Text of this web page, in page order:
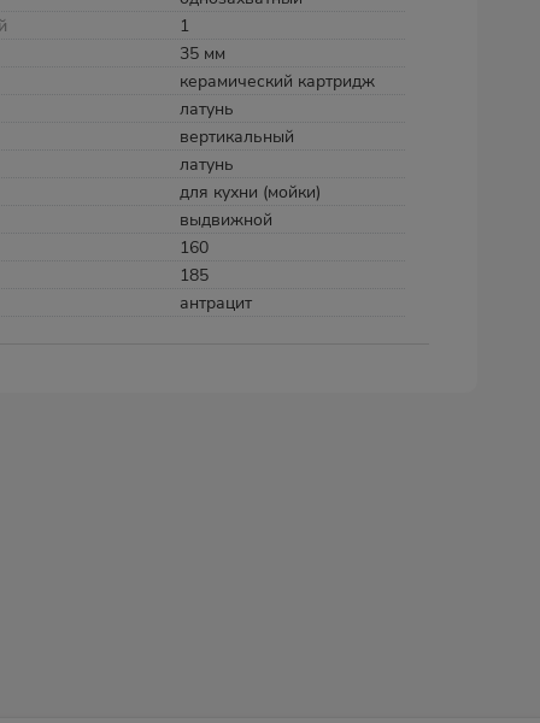
1
35 мм
керамический картридж
латунь
вертикальный
латунь
для кухни (мойки)
выдвижной
160
185
антрацит